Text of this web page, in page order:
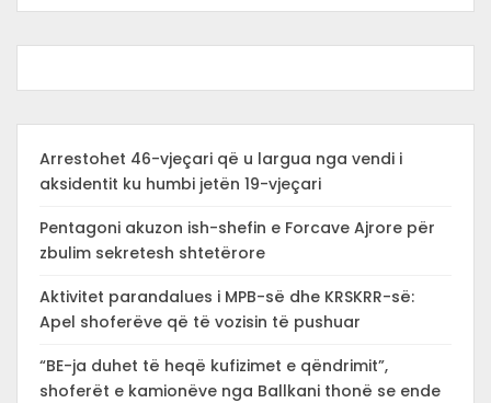
Arrestohet 46-vjeçari që u largua nga vendi i
aksidentit ku humbi jetën 19-vjeçari
Pentagoni akuzon ish-shefin e Forcave Ajrore për
zbulim sekretesh shtetërore
Aktivitet parandalues i MPB-së dhe KRSKRR-së:
Apel shoferëve që të vozisin të pushuar
“BE-ja duhet të heqë kufizimet e qëndrimit”,
shoferët e kamionëve nga Ballkani thonë se ende